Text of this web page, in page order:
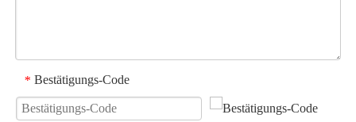
* Bestätigungs-Code